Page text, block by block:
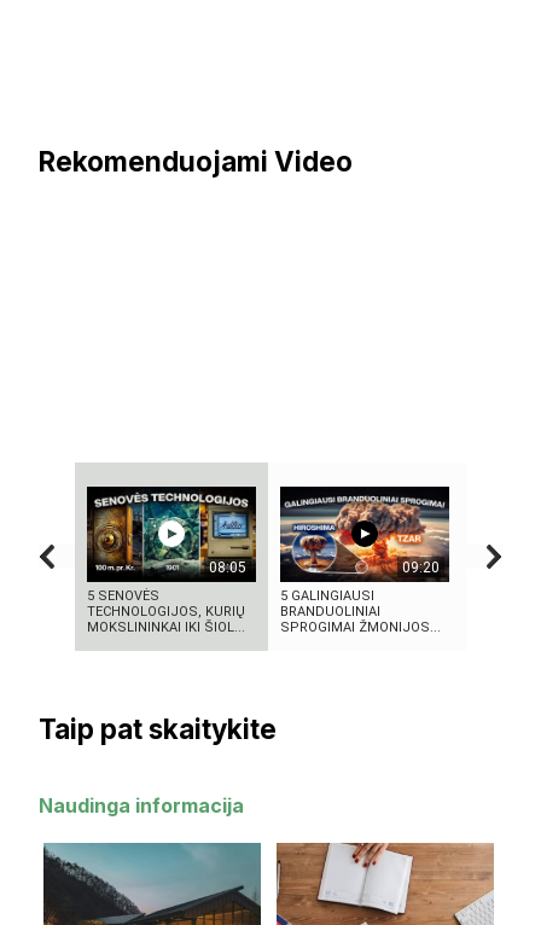
Rekomenduojami Video
08:05
5 SENOVĖS
TECHNOLOGIJOS, KURIŲ
MOKSLININKAI IKI ŠIOL...
09:20
5 GALINGIAUSI
BRANDUOLINIAI
SPROGIMAI ŽMONIJOS...
Taip pat skaitykite
Naudinga informacija